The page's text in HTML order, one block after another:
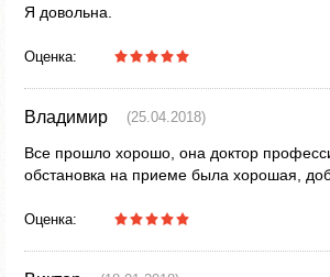
Я довольна.
Оценка:
Владимир (25.04.2018)
Все прошло хорошо, она доктор
обстановка на приеме была хорошая,
Оценка: